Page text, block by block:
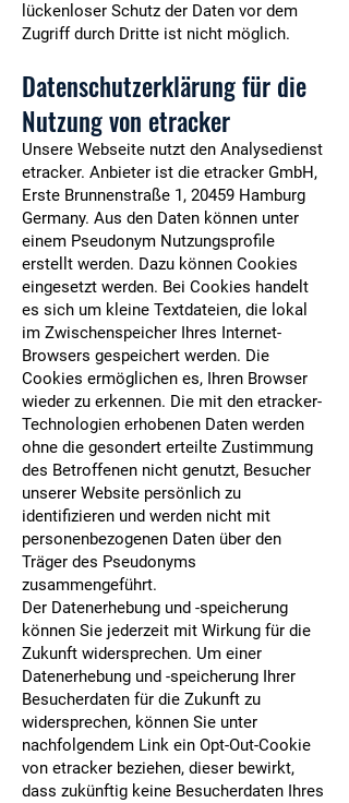
lückenloser Schutz der Daten vor dem
Zugriff durch Dritte ist nicht möglich.
Datenschutzerklärung für die
Nutzung von etracker
Unsere Webseite nutzt den Analysedienst
etracker. Anbieter ist die etracker GmbH,
Erste Brunnenstraße 1, 20459 Hamburg
Germany. Aus den Daten können unter
einem Pseudonym Nutzungsprofile
erstellt werden. Dazu können Cookies
eingesetzt werden. Bei Cookies handelt
es sich um kleine Textdateien, die lokal
im Zwischenspeicher Ihres Internet-
Browsers gespeichert werden. Die
Cookies ermöglichen es, Ihren Browser
wieder zu erkennen. Die mit den etracker-
Technologien erhobenen Daten werden
ohne die gesondert erteilte Zustimmung
des Betroffenen nicht genutzt, Besucher
unserer Website persönlich zu
identifizieren und werden nicht mit
personenbezogenen Daten über den
Träger des Pseudonyms
zusammengeführt.
Der Datenerhebung und -speicherung
können Sie jederzeit mit Wirkung für die
Zukunft widersprechen. Um einer
Datenerhebung und -speicherung Ihrer
Besucherdaten für die Zukunft zu
widersprechen, können Sie unter
nachfolgendem Link ein Opt-Out-Cookie
von etracker beziehen, dieser bewirkt,
dass zukünftig keine Besucherdaten Ihres